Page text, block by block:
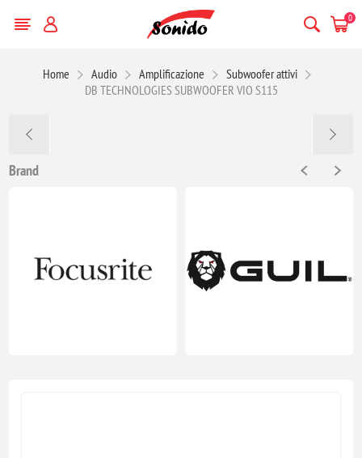
0
Home Audio Amplificazione
Subwoofer attivi
DB TECHNOLOGIES SUBWOOFER VIO S115
Brand